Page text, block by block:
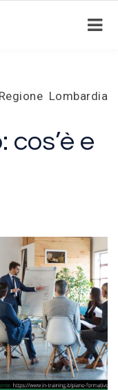
Lombardia
cos’è e